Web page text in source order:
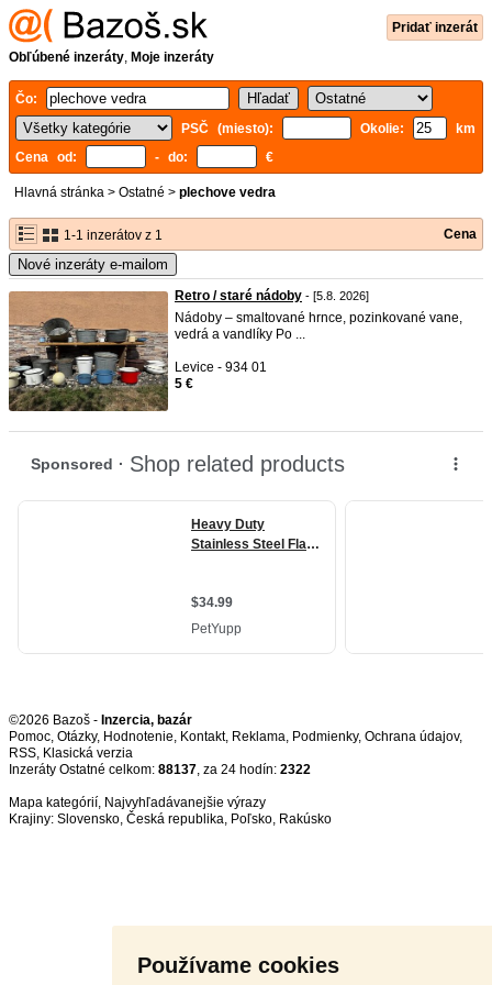
Používame cookies
Pridať inzerát
Obľúbené inzeráty, Moje inzeráty
Čo:
PSČ (miesto):
Okolie:
km
Cena od:
- do: €
Hlavná stránka > Ostatné > plechove vedra
1-1 inzerátov z 1 Cena
Nové inzeráty e-mailom
Retro / staré nádoby - [5.8. 2026]
Nádoby – smaltované hrnce, pozinkované vane,
vedrá a vandlíky Po ...
Levice - 934 01
5 €
©2026 Bazoš - Inzercia, bazár
Pomoc, Otázky, Hodnotenie, Kontakt, Reklama, Podmienky, Ochrana údajov,
RSS,
Inzeráty Ostatné celkom: 88137, za 24 hodín: 2322
Mapa kategórií, Najvyhľadávanejšie výrazy
Krajiny: Slovensko, Česká republika, Poľsko, Rakúsko